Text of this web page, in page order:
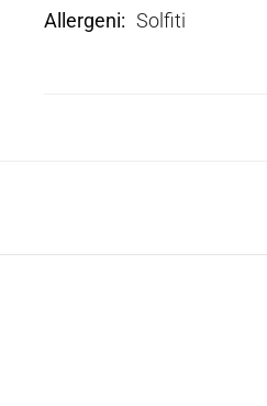
Allergeni Solfiti